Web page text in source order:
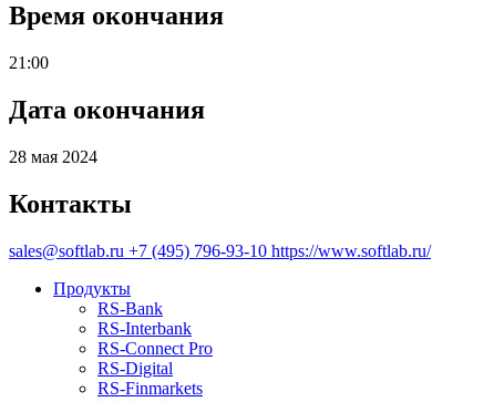
Время окончания
21:00
Дата окончания
28 мая 2024
Контакты
sales@softlab.ru +7 (495) 796-93-10 https://www.softlab.ru/
Продукты
RS‑Bank
RS‑Interbank
RS‑Connect Pro
RS‑Digital
RS‑Finmarkets